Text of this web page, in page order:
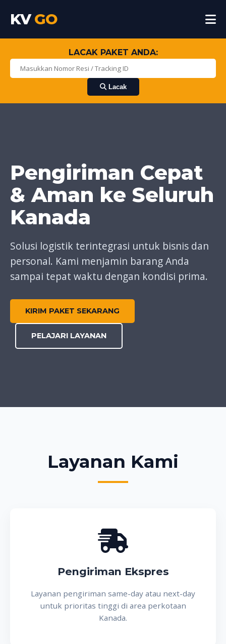
KVGO
LACAK PAKET ANDA:
Lacak
Pengiriman Cepat
& Aman ke Seluruh
Kanada
Solusi logistik terintegrasi untuk bisnis dan
personal. Kami menjamin barang Anda
sampai tepat waktu dengan kondisi prima.
KIRIM PAKET SEKARANG
PELAJARI LAYANAN
Layanan Kami
Pengiriman Ekspres
Layanan pengiriman same-day atau next-day
untuk prioritas tinggi di area perkotaan
Kanada.